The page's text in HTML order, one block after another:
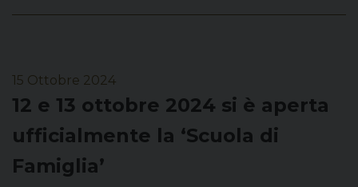
15 Ottobre 2024
12 e 13 ottobre 2024 si è aperta
ufficialmente la ‘Scuola di
Famiglia’